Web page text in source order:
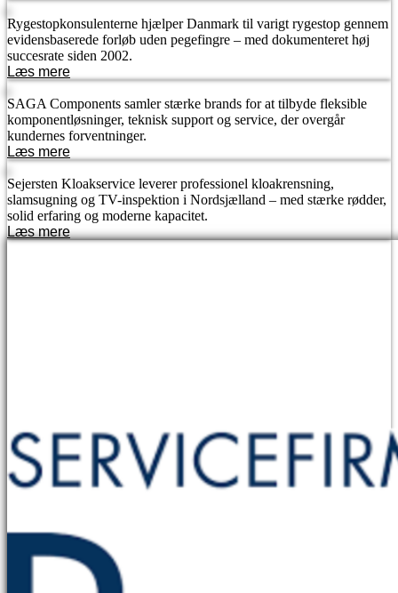
Rygestopkonsulenterne hjælper Danmark til varigt rygestop gennem
evidensbaserede forløb uden pegefingre – med dokumenteret høj
succesrate siden 2002.
Læs mere
SAGA Components samler stærke brands for at tilbyde fleksible
komponentløsninger, teknisk support og service, der overgår
kundernes forventninger.
Læs mere
Sejersten Kloakservice leverer professionel kloakrensning,
slamsugning og TV-inspektion i Nordsjælland – med stærke rødder,
solid erfaring og moderne kapacitet.
Læs mere